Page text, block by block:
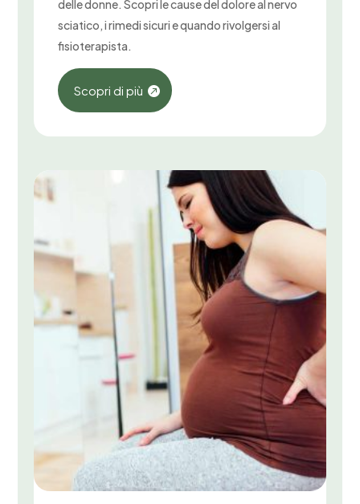
delle donne. Scopri le cause del dolore al nervo
sciatico, i rimedi sicuri e quando rivolgersi al
fisioterapista.
Scopri di più